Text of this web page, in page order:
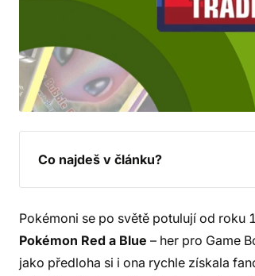
Co najdeš v článku?
Pokémoni se po světě potulují od
Pokémon Red a Blue – her pro Game
jako předloha si i ona rychle získala